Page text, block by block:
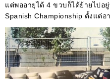
แต่พออายุได้ 4 ขวบก็ได้ย้ายไปอ
Spanish Championship ตั้งแต่อ